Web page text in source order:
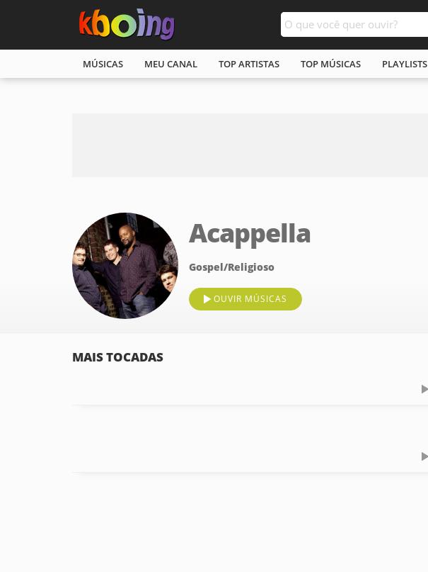
MÚSICAS MEU CANAL TOP ARTISTAS TOP MÚSICAS PLAYLISTS
Acappella
Gospel/Religioso
OUVIR MÚSICAS
MAIS TOCADAS